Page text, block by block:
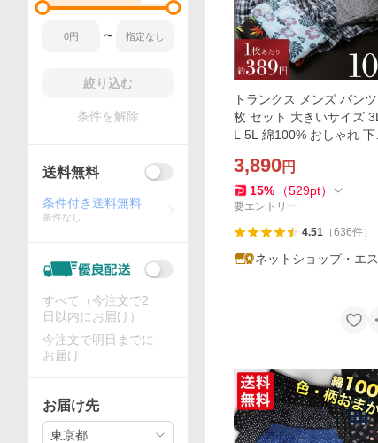
トランクス メンズ パン
枚 セット 大きいサイズ
L 5L 綿100% おしゃれ 下着
ボタン閉じ 柄 安い
3,890円
15% （529pt）
要エントリー
4.51（636件）
ネットショップ・エ
〜
絞り込む
条件を解除
送料無料
条件付き送料無料
条件なし
すべて（今注文で2
日以内にお届け）
今注文で明日までに
お届け
お届け先
東京都